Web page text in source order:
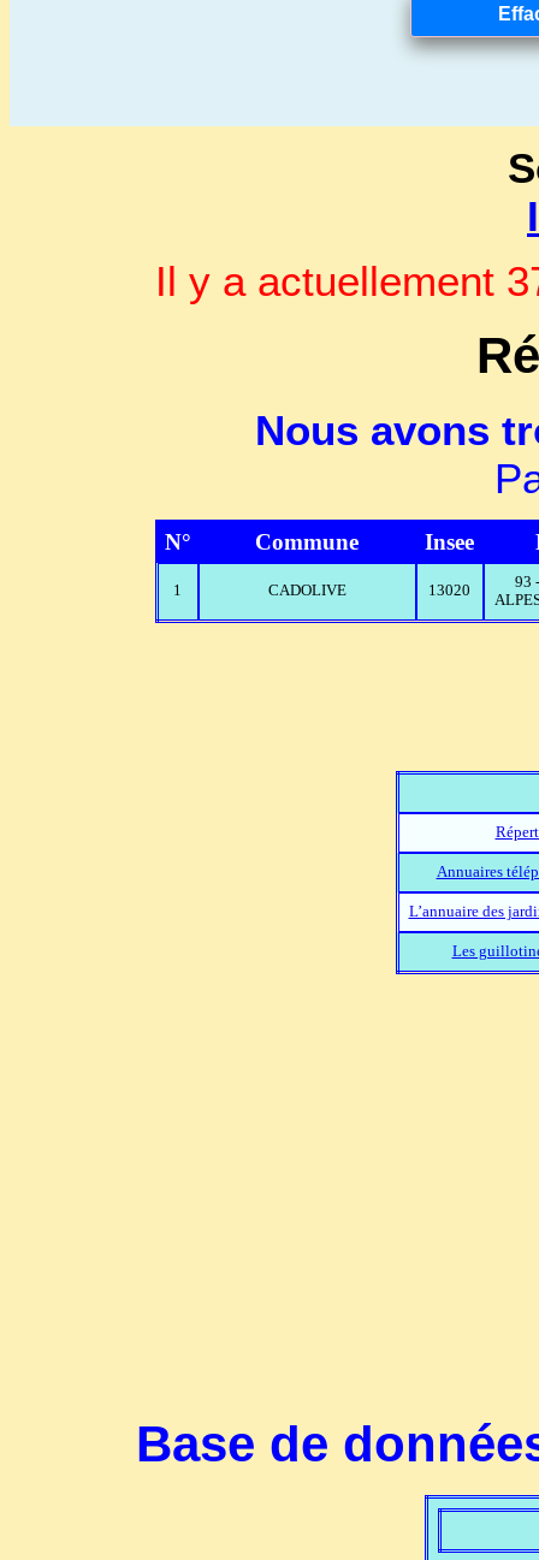
Il y a actuellement
Nous avons
N° Commune Insee
1 CADOLIVE 13020
93
Annuaires
L’annuaire des
Les
Base de